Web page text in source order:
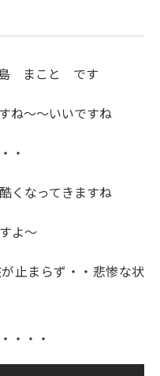
島 まこと です
ね～～いいですね
・
くなってきますね
よ～
止まらず・・悲惨な状
・・・